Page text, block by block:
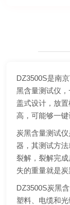
DZ3500S是南
黑含量测试仪
盖式设计，放
高，可能够一
炭黑含量测试
器，其测试
裂解，裂解
失的重量就是炭黑
DZ3500S炭黑含
塑料、电缆和